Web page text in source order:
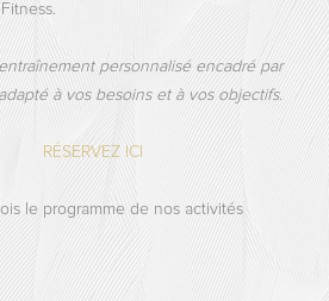
personnalisé encadré par
à vos besoins et à vos objectifs.
RÉSERVEZ ICI
le programme de nos activités